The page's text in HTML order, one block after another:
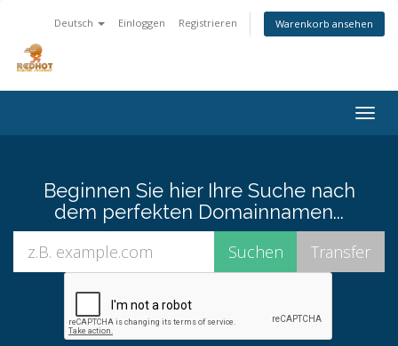
Deutsch Einloggen Registrieren Warenkorb ansehen
ein-/
Beginnen Sie hier Ihre Suche nach
dem perfekten Domainnamen...